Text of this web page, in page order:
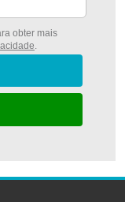
obter mais